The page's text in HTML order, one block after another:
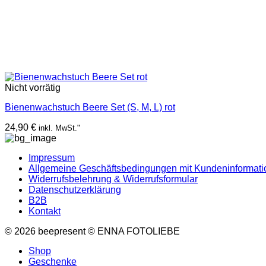
Nicht vorrätig
Bienenwachstuch Beere Set (S, M, L) rot
24,90 € inkl. MwSt."
Impressum
Allgemeine Geschäftsbedingungen mit
Widerrufsbelehrung & Widerrufsformular
Datenschutzerklärung
B2B
Kontakt
© 2026 beepresent © ENNA FOTOLIEBE
Shop
Geschenke